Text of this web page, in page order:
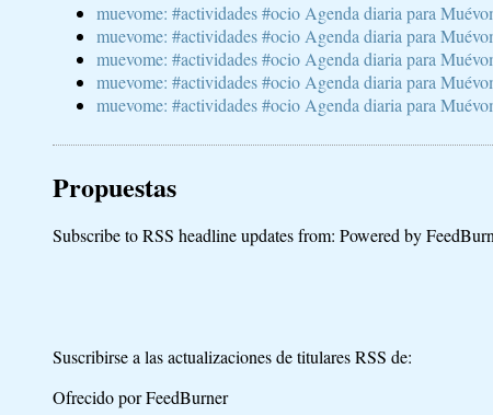
muevome: #actividades #ocio Agenda diaria para
muevome: #actividades #ocio Agenda diaria para
muevome: #actividades #ocio Agenda diaria para
muevome: #actividades #ocio Agenda diaria para
muevome: #actividades #ocio Agenda diaria para
Propuestas
Subscribe to RSS headline updates from: Powered by
Suscribirse a las actualizaciones de titulares RSS de:
Ofrecido por FeedBurner